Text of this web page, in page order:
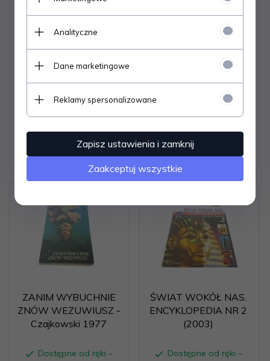
ZWIERZĘTA ŚWIATA.
KASZALOT - Karol
Dostępne od ręki –
wysyłka w 24h (dni
robocze)
1 egz.
7,07 PLN
ŚWIAT WCZORAJ I
DZIŚ. JAK ŻYŁY
Dostępne od ręki –
wysyłka w 24h (dni
robocze)
1 egz.
12,12 PLN
ZANIM WYBUCHNIE
ZNÓW WEZUWIUSZ -
Czajkowski 1977
Dostępne od ręki –
ŚWIAT WOKÓŁ NAS.
ENCYKLOPEDIA NR 2
(2003)
Dostępne od ręki –
Analityczne
Dane marketingowe
Reklamy spersonalizowane
Zapisz ustawienia i zamknij
Zaakceptuj wszystkie